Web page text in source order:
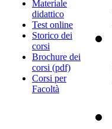
Materiale
didattico
Test online
Storico dei
corsi
Brochure dei
corsi (pdf)
Corsi per
Facoltà